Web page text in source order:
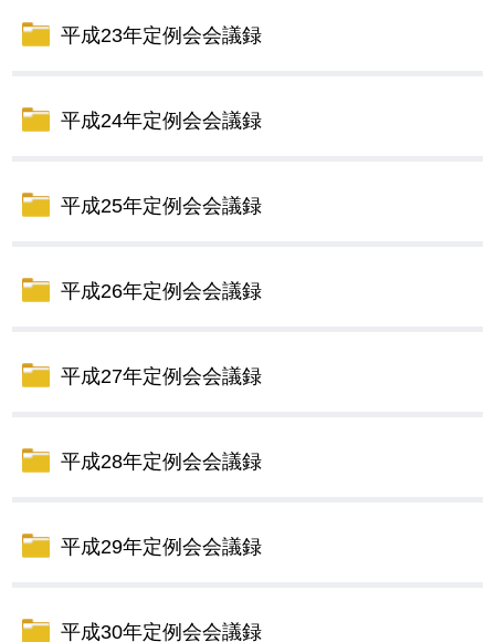
平成23年定例会会議録
平成24年定例会会議録
平成25年定例会会議録
平成26年定例会会議録
平成27年定例会会議録
平成28年定例会会議録
平成29年定例会会議録
平成30年定例会会議録